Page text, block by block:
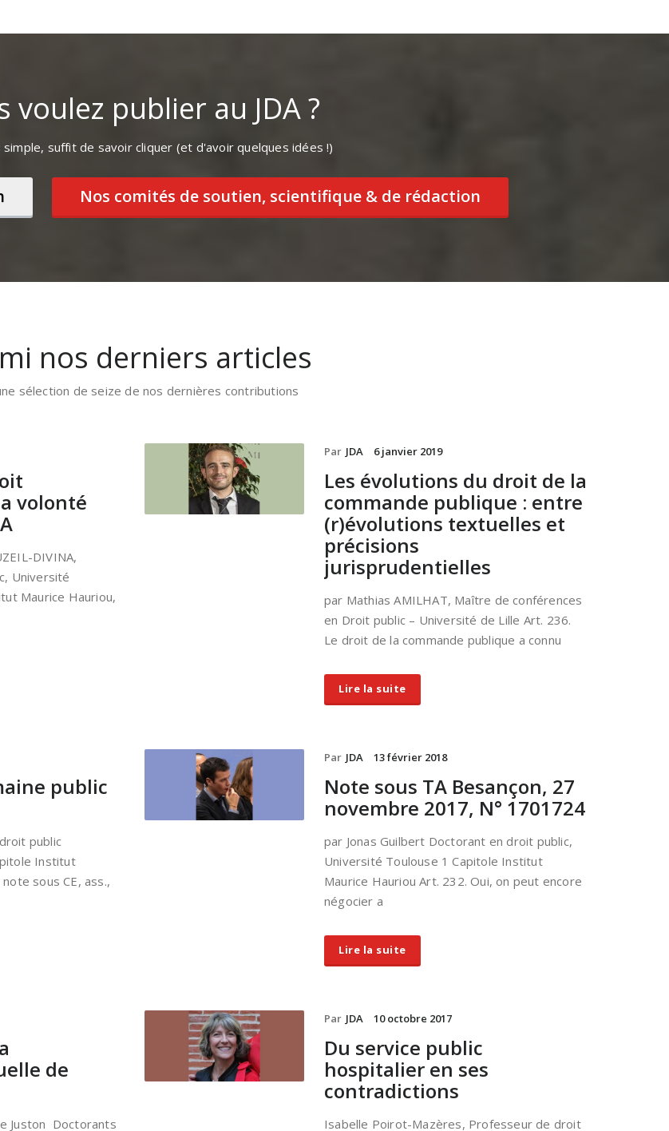
voulez publier au JDA ?
simple, suffit de savoir cliquer (et d'avoir quelques idées !)
Nos comités de soutien, scientifique & de rédaction
nos derniers articles
sélection de seize de nos dernières contributions
volonté
DIVINA,
Université
Maurice Hauriou,
Par JDA 6 janvier 2019
Les évolutions du droit de la
commande publique : entre
(r)évolutions textuelles et
précisions
jurisprudentielles
par Mathias AMILHAT, Maître de conférences
en Droit public – Université de Lille Art. 236.
Le droit de la commande publique a connu
Lire la suite
public
public
Institut
sous CE, ass.,
Par JDA 13 février 2018
Note sous TA Besançon, 27
novembre 2017, N° 1701724
par Jonas Guilbert Doctorant en droit public,
Université Toulouse 1 Capitole Institut
Maurice Hauriou Art. 232. Oui, on peut encore
négocier a
Lire la suite
de
Juston Doctorants
Par JDA 10 octobre 2017
Du service public
hospitalier en ses
contradictions
Isabelle Poirot-Mazères, Professeur de droit